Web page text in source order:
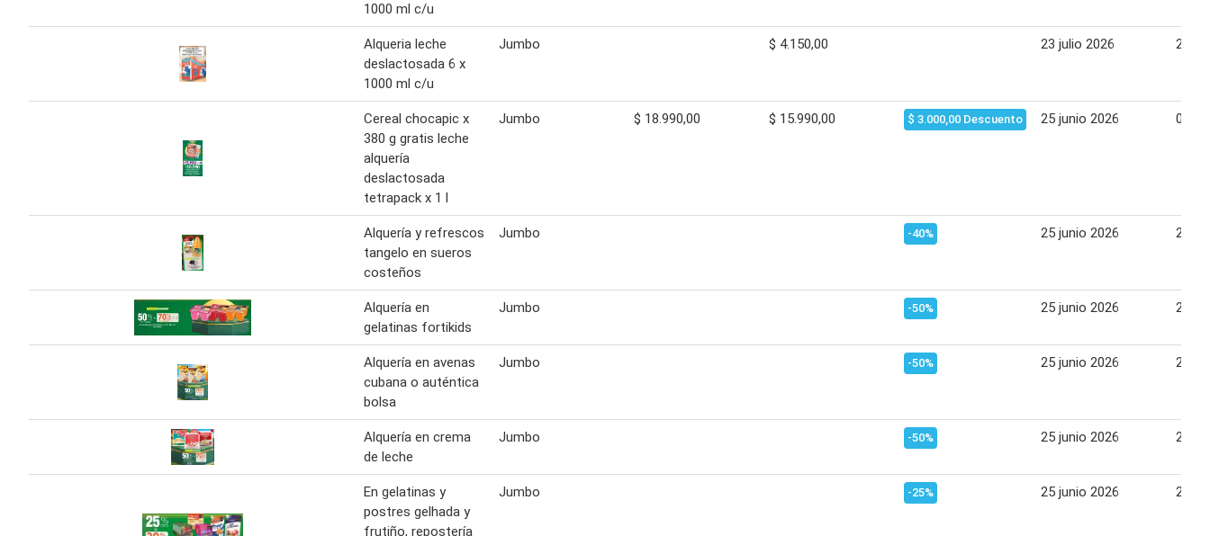
1000 ml c/u
Alqueria leche
deslactosada 6 x
1000 ml c/u
Jumbo $ 4.150,00 23 julio 2026 26
Cereal chocapic x
380 g gratis leche
alquería
deslactosada
tetrapack x 1 l
Jumbo $ 18.990,00 $ 15.990,00 $ 3.000,00 Descuento 25 junio 2026 02
Alquería y refrescos
tangelo en sueros
costeños
Jumbo -40% 25 junio 2026 21
Alquería en
gelatinas fortikids
Jumbo -50% 25 junio 2026 21
Alquería en avenas
cubana o auténtica
bolsa
Jumbo -50% 25 junio 2026 21
Alquería en crema
de leche
Jumbo -50% 25 junio 2026 21
En gelatinas y
postres gelhada y
frutiño, repostería
Jumbo -25% 25 junio 2026 21